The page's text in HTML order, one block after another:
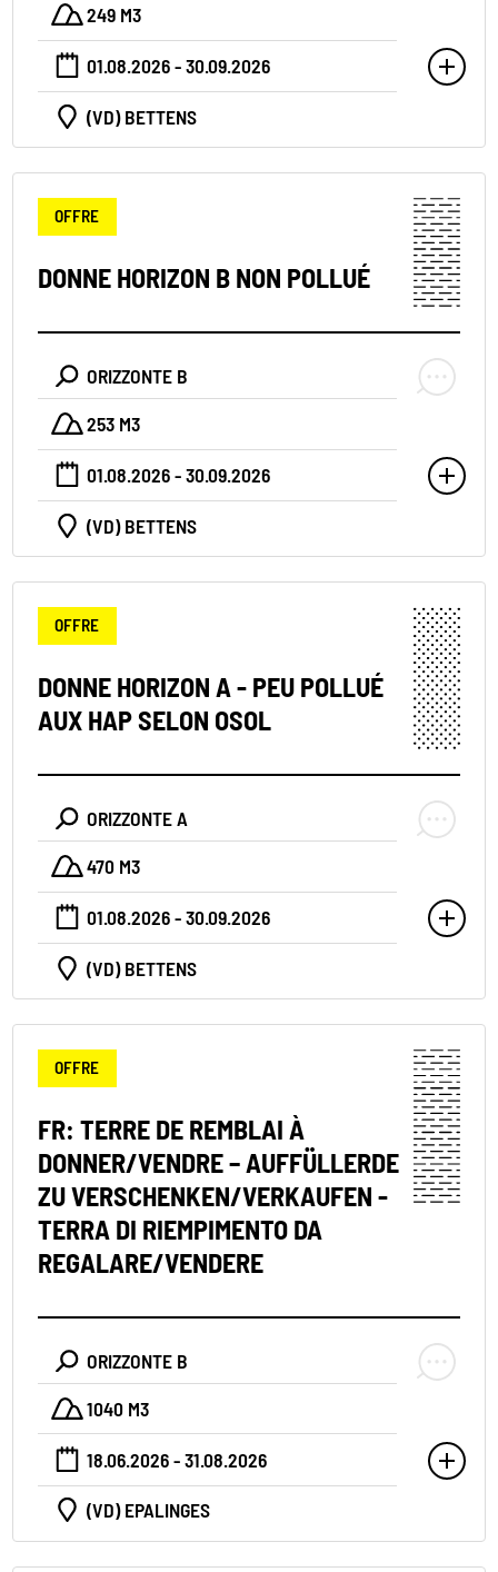
249 M3
01.08.2026 - 30.09.2026
(VD) BETTENS
OFFRE
DONNE HORIZON B NON POLLUÉ
ORIZZONTE B
253 M3
01.08.2026 - 30.09.2026
(VD) BETTENS
OFFRE
DONNE HORIZON A - PEU POLLUÉ
AUX HAP SELON OSOL
ORIZZONTE A
470 M3
01.08.2026 - 30.09.2026
(VD) BETTENS
OFFRE
FR: TERRE DE REMBLAI À
DONNER/VENDRE – AUFFÜLLERDE
ZU VERSCHENKEN/VERKAUFEN -
TERRA DI RIEMPIMENTO DA
REGALARE/VENDERE
ORIZZONTE B
1040 M3
18.06.2026 - 31.08.2026
(VD) EPALINGES